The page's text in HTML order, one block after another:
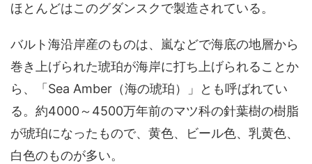
ほとんどはこのグダンスクで製造されている。
バルト海沿岸産のものは、嵐などで海底の地層から
巻き上げられた琥珀が海岸に打ち上げられることか
ら、「Sea Amber（海の琥珀）」とも呼ばれてい
る。約4000～4500万年前のマツ科の針葉樹の樹脂
が琥珀になったもので、黄色、ビール色、乳黄色、
白色のものが多い。